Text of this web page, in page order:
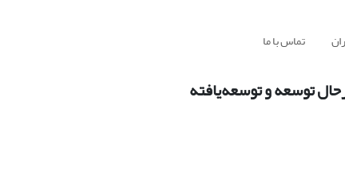
تماس با ما
توسعه و توسعه‌یافته